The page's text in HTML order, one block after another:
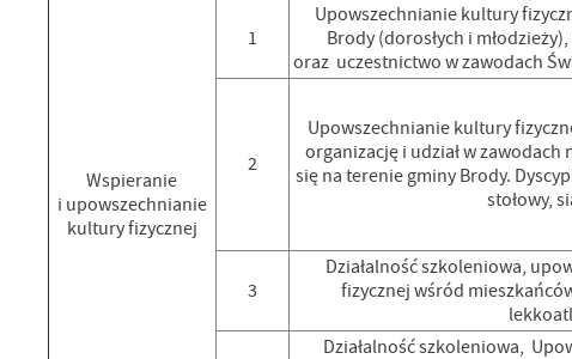
Wspieranie
i upowszechnianie
kultury fizycznej
1
Upowszechnianie kultury
Brody (dorosłych i
oraz uczestnictwo w zawodach
2
Upowszechnianie kultury
organizację i udział w
się na terenie gminy Brody.
stołowy,
3
Działalność szkoleniowa,
fizycznej wśród
Działalność szkoleniowa,